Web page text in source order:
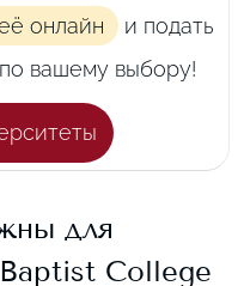
онлайн
и подать
вашему выбору!
для
College